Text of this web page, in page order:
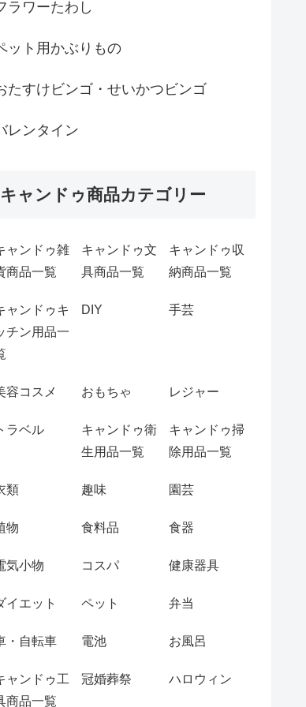
ラワーたわし
ット用かぶりもの
たすけビンゴ・せいかつビンゴ
レンタイン
キャンドゥ商品カテゴリー
ャンドゥ雑
商品一覧
キャンドゥ文
具商品一覧
キャンドゥ収
納商品一覧
ャンドゥキ
チン用品一
DIY 手芸
容コスメ おもちゃ レジャー
ラベル
キャンドゥ衛
生用品一覧
キャンドゥ掃
除用品一覧
類 趣味 園芸
物 食料品 食器
気小物 コスパ 健康器具
イエット ペット 弁当
・自転車 電池 お風呂
ャンドゥ工
商品一覧
冠婚葬祭 ハロウィン